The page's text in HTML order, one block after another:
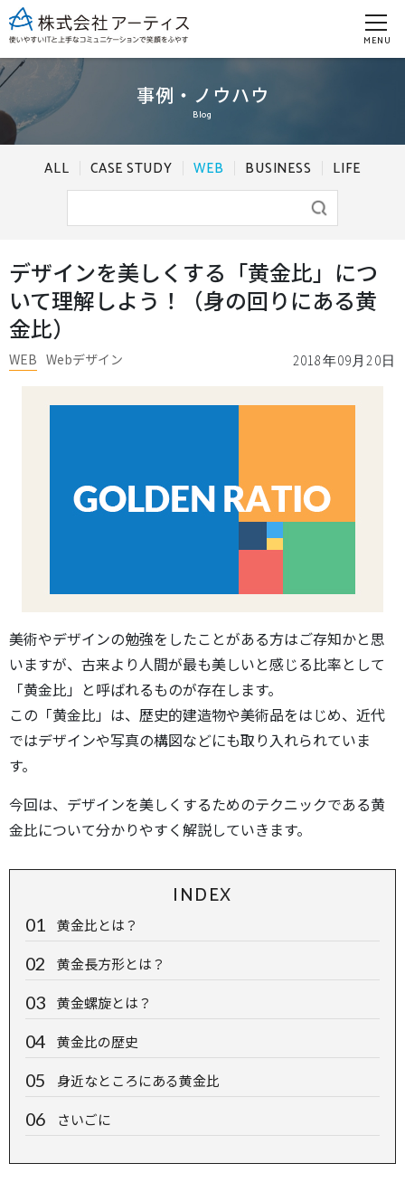
MENU
事例・ノウハウ
Blog
ALL CASE STUDY WEB BUSINESS LIFE
デザインを美しくする「黄金比」につ
いて理解しよう！（身の回りにある黄
金比）
2018年09月20日
WEB Webデザイン
美術やデザインの勉強をしたことがある方はご存知かと思
いますが、古来より人間が最も美しいと感じる比率として
「黄金比」と呼ばれるものが存在します。
この「黄金比」は、歴史的建造物や美術品をはじめ、近代
ではデザインや写真の構図などにも取り入れられていま
す。
今回は、デザインを美しくするためのテクニックである黄
金比について分かりやすく解説していきます。
INDEX
黄金比とは？
黄金長方形とは？
黄金螺旋とは？
黄金比の歴史
身近なところにある黄金比
さいごに